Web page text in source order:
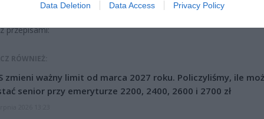
Data Deletion Data Access Privacy Policy
czy legalna egzekucja? Tu zaczyna się spór
przepisami:
RÓWNIEŻ:
zmieni ważny limit od marca 2027 roku. Policzyliśmy, ile
senior przy emeryturze 2200, 2400, 2600 i 2700 zł